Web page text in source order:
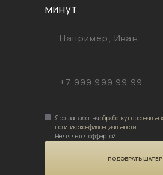
минут
Я соглашаюсь наобработку
политике конфиденциальности.
Не является оффертой
ПОДОБРАТЬ ШАТЕР